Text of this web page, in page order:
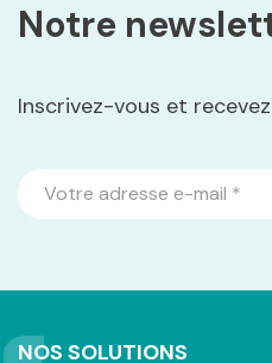
Notre
Inscrivez-vous et
NOS SOLUTIONS